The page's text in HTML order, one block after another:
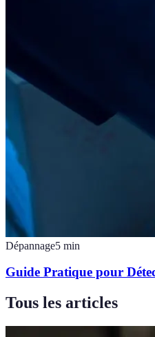
Dépannage5 min
Guide Pratique pour
Tous les articles